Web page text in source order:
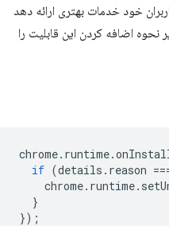
خود خدمات بهتری ارائه دهد
نحوه اضافه کردن این قابلیت را
chrome. runtime.
if (details . reason
chrome. runtime.
}
});